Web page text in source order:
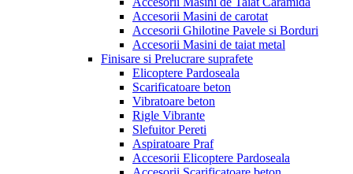
Accesorii Masini de carotat
Accesorii Ghilotine Pavele si Borduri
Accesorii Masini de taiat metal
Finisare si Prelucrare suprafete
Elicoptere Pardoseala
Scarificatoare beton
Vibratoare beton
Rigle Vibrante
Slefuitor Pereti
Aspiratoare Praf
Accesorii Elicoptere Pardoseala